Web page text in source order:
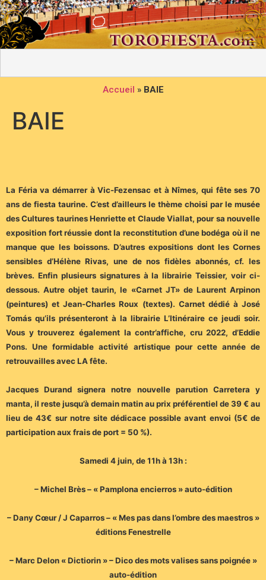
Accueil » BAIE
BAIE
La Féria va démarrer à Vic-Fezensac et à Nîmes, qui fête ses 70
ans de fiesta taurine. C’est d’ailleurs le thème choisi par le musée
des Cultures taurines Henriette et Claude Viallat, pour sa nouvelle
exposition fort réussie dont la reconstitution d’une bodéga où il ne
manque que les boissons. D’autres expositions dont les Cornes
sensibles d’Hélène Rivas, une de nos fidèles abonnés, cf. les
brèves. Enfin plusieurs signatures à la librairie Teissier, voir ci-
dessous. Autre objet taurin, le «Carnet JT» de Laurent Arpinon
(peintures) et Jean-Charles Roux (textes). Carnet dédié à José
Tomás qu’ils présenteront à la librairie L’Itinéraire ce jeudi soir.
Vous y trouverez également la contr’affiche, cru 2022, d’Eddie
Pons. Une formidable activité artistique pour cette année de
retrouvailles avec LA fête.
Jacques Durand signera notre nouvelle parution Carretera y
manta, il reste jusqu’à demain matin au prix préférentiel de 39 € au
lieu de 43€ sur notre site dédicace possible avant envoi (5€ de
participation aux frais de port = 50 %).
Samedi 4 juin, de 11h à 13h :
– Michel Brès – « Pamplona encierros » auto-édition
– Dany Cœur / J Caparros – « Mes pas dans l’ombre des maestros »
éditions Fenestrelle
– Marc Delon « Dictiorin » – Dico des mots valises sans poignée »
auto-édition